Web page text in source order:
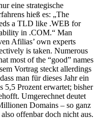
eine strategische
hieß es: „The
a TLD like .WEB for
in .COM.“ Man
Afilias’ own experts
is taken. Numerous
most of the “good” names
Vortrag steckt allerdings
man für dieses Jahr ein
5,5 Prozent erwartet; bisher
Umgerechnet deutet
Domains – so ganz
offenbar doch nicht aus.